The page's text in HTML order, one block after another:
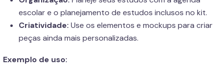
escolar e o planejamento de estudos inclusos no kit.
Criatividade: Use os elementos e mockups para criar
peças ainda mais personalizadas.
Exemplo de uso: